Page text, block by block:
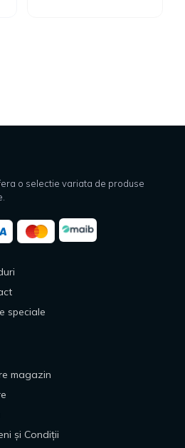
o selectie variata de produse
speciale
magazin
și Condiții